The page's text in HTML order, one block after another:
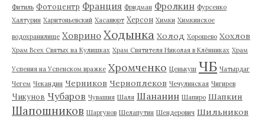
Фитиль Фотоцентр Франция Фридман Фролкин Фурсенко
Халтурин Харитоньевский Хасавюрт Херсон Химки Химкинское
водохранилище Ховрино Ходынка Холод Хорошево Хохлов
Храм Всех Святых на Кулишках Храм Святителя Николая в Клённиках Храм
Успения на Успенском вражке Хромченко Ценькуш ЧБ Чатырдаг
Чегем Чекандин Черников Черноплеков Чечулинская Чигирев
Чикунов Чубаров Чувашия Шаля Шананин Шапиро Шапкин
Шапошников Шаргунов Шелапутин Шендерович Шильников